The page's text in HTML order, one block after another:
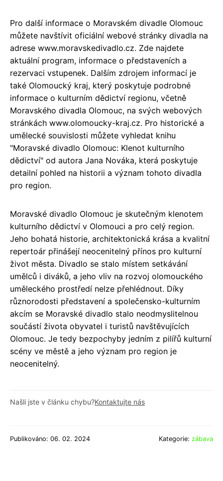
Pro další informace o Moravském divadle Olomouc
můžete navštívit oficiální webové stránky divadla na
adrese www.moravskedivadlo.cz. Zde najdete
aktuální program, informace o představeních a
rezervaci vstupenek. Dalším zdrojem informací je
také Olomoucký kraj, který poskytuje podrobné
informace o kulturním dědictví regionu, včetně
Moravského divadla Olomouc, na svých webových
stránkách www.olomoucky-kraj.cz. Pro historické a
umělecké souvislosti můžete vyhledat knihu
"Moravské divadlo Olomouc: Klenot kulturního
dědictví" od autora Jana Nováka, která poskytuje
detailní pohled na historii a význam tohoto divadla
pro region.
Moravské divadlo Olomouc je skutečným klenotem
kulturního dědictví v Olomouci a pro celý region.
Jeho bohatá historie, architektonická krása a kvalitní
repertoár přinášejí neocenitelný přínos pro kulturní
život města. Divadlo se stalo místem setkávání
umělců i diváků, a jeho vliv na rozvoj olomouckého
uměleckého prostředí nelze přehlédnout. Díky
různorodosti představení a společensko-kulturním
akcím se Moravské divadlo stalo neodmyslitelnou
součástí života obyvatel i turistů navštěvujících
Olomouc. Je tedy bezpochyby jedním z pilířů kulturní
scény ve městě a jeho význam pro region je
neocenitelný.
Našli jste v článku chybu?Kontaktujte nás
Publikováno: 06. 02. 2024 Kategorie: zábava